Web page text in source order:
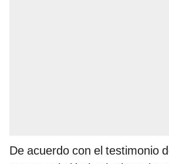
De acuerdo con el testimonio